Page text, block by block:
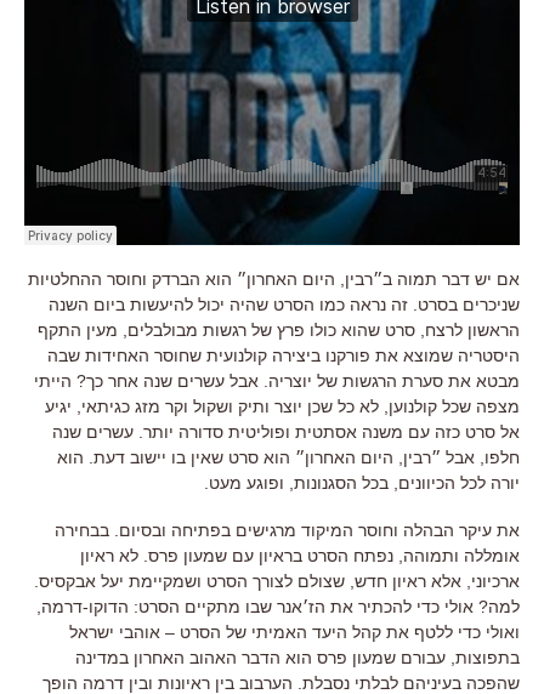
אם יש דבר תמוה ב״רבין, היום האחרון״ הוא הברדק וחוסר ההחלטיות
שניכרים בסרט. זה נראה כמו הסרט שהיה יכול להיעשות ביום השנה
הראשון לרצח, סרט שהוא כולו פרץ של רגשות מבולבלים, מעין התקף
היסטריה שמוצא את פורקנו ביצירה קולנועית שחוסר האחידות שבה
מבטא את סערת הרגשות של יוצריה. אבל עשרים שנה אחר כך? הייתי
מצפה שכל קולנוען, לא כל שכן יוצר ותיק ושקול וקר מזג כגיתאי, יגיע
אל סרט כזה עם משנה אסתטית ופוליטית סדורה יותר. עשרים שנה
חלפו, אבל ״רבין, היום האחרון״ הוא סרט שאין בו יישוב דעת. הוא
יורה לכל הכיוונים, בכל הסגנונות, ופוגע מעט.
את עיקר הבהלה וחוסר המיקוד מרגישים בפתיחה ובסיום. בבחירה
אומללה ותמוהה, נפתח הסרט בראיון עם שמעון פרס. לא ראיון
ארכיוני, אלא ראיון חדש, שצולם לצורך הסרט ושמקיימת יעל אבקסיס.
למה? אולי כדי להכתיר את הז׳אנר שבו מתקיים הסרט: הדוקו-דרמה,
ואולי כדי ללטף את קהל היעד האמיתי של הסרט – אוהבי ישראל
בתפוצות, עבורם שמעון פרס הוא הדבר האהוב האחרון במדינה
שהפכה בעיניהם לבלתי נסבלת. הערבוב בין ראיונות ובין דרמה הופך